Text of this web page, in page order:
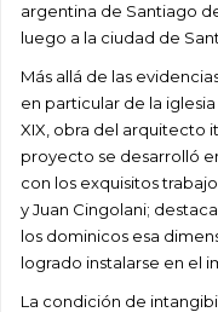
argentina de Santiago
luego a la ciudad de
Más allá de las
en particular de la
XIX, obra del arquitecto
proyecto se desarrolló
con los exquisitos
y Juan Cingolani;
los dominicos esa
logrado instalarse en el
La condición de